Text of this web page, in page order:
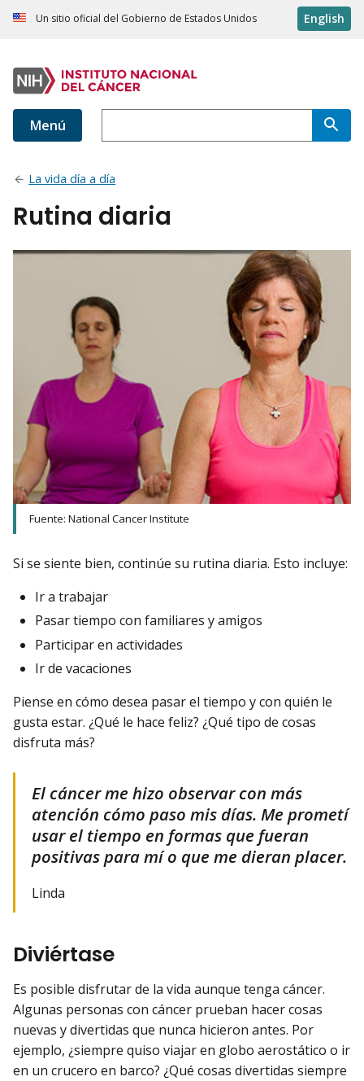
Un sitio oficial del Gobierno de Estados Unidos English
Menú
La vida día a día
Rutina diaria
Fuente: National Cancer Institute
Si se siente bien, continúe su rutina diaria. Esto incluye:
Ir a trabajar
Pasar tiempo con familiares y amigos
Participar en actividades
Ir de vacaciones
Piense en cómo desea pasar el tiempo y con quién le
gusta estar. ¿Qué le hace feliz? ¿Qué tipo de cosas
disfruta más?
El cáncer me hizo observar con más
atención cómo paso mis días. Me prometí
usar el tiempo en formas que fueran
positivas para mí o que me dieran placer.
Linda
Diviértase
Es posible disfrutar de la vida aunque tenga cáncer.
Algunas personas con cáncer prueban hacer cosas
nuevas y divertidas que nunca hicieron antes. Por
ejemplo, ¿siempre quiso viajar en globo aerostático o ir
en un crucero en barco? ¿Qué cosas divertidas siempre